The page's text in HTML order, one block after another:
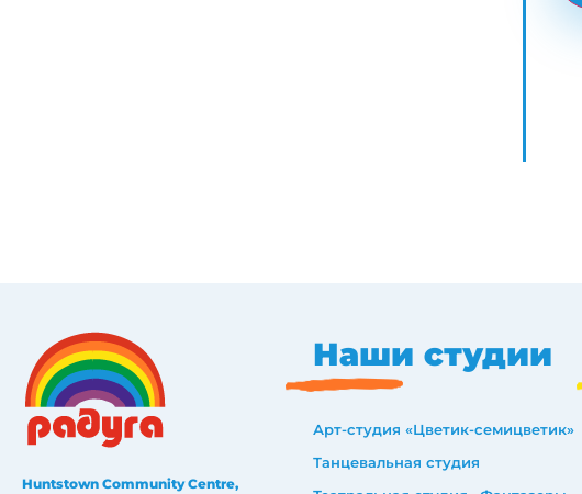
Huntstown Community Centre,
Наши студии
Арт-студия «Цветик-семицветик»
Танцевальная студия